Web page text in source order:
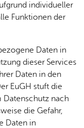
nahm er­folg­rei­che
Olym­pics 2026 im
vol­ler Be­geg­
individueller
Funktionen der
Daten in
dieser Services
Daten in den
EuGH stuft die
Datenschutz nach
die Gefahr,
Daten in